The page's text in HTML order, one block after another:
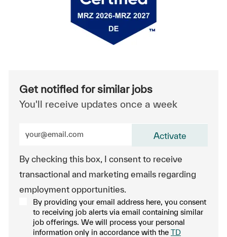
Get notified for similar jobs
You'll receive updates once a week
By checking this box, I consent to receive
transactional and marketing emails regarding
employment opportunities.
By providing your email address here, you consent
to receiving job alerts via email containing similar
job offerings. We will process your personal
information only in accordance with the TD
Activate